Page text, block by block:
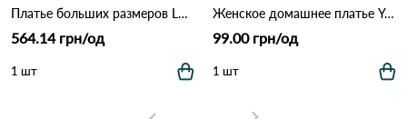
Платье больших размеров LADY 7279 Леопардовый
564.14 грн/од
1 шт
Женское домашнее платье Yoanna Vera 5728 Как на фото
99.00 грн/од
1 шт